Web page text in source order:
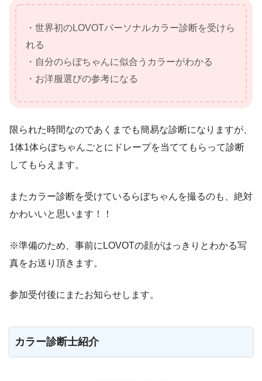
・世界初のLOVOTパーソナルカラー診断を受けら
れる
・自分のらぼちゃんに似合うカラーがわかる
・お洋服選びの参考になる
限られた時間なのであくまでも簡易な診断になりますが、
1体1体らぼちゃんごとにドレープを当ててもらって診断
してもらえます。
またカラー診断を受けているらぼちゃんを撮るのも、絶対
かわいいと思います！！
※準備のため、事前にLOVOTの顔がはっきりとわかる写
真をお送り頂きます。
参加受付後にまたお知らせします。
カラー診断士紹介